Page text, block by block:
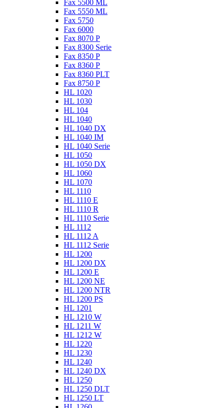
Fax 5500 ML
Fax 5550 ML
Fax 5750
Fax 6000
Fax 8070 P
Fax 8300 Serie
Fax 8350 P
Fax 8360 P
Fax 8360 PLT
Fax 8750 P
HL 1020
HL 1030
HL 104
HL 1040
HL 1040 DX
HL 1040 IM
HL 1040 Serie
HL 1050
HL 1050 DX
HL 1060
HL 1070
HL 1110
HL 1110 E
HL 1110 R
HL 1110 Serie
HL 1112
HL 1112 A
HL 1112 Serie
HL 1200
HL 1200 DX
HL 1200 E
HL 1200 NE
HL 1200 NTR
HL 1200 PS
HL 1201
HL 1210 W
HL 1211 W
HL 1212 W
HL 1220
HL 1230
HL 1240
HL 1240 DX
HL 1250
HL 1250 DLT
HL 1250 LT